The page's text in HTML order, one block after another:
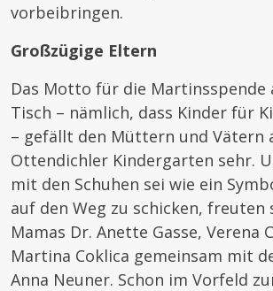
vorbeibringen.
Großzügige Eltern
Das Motto für die Martinsspende
Tisch – nämlich, dass Kinder für
– gefällt den Müttern und Vätern
Ottendichler Kindergarten sehr.
mit den Schuhen sei wie ein
auf den Weg zu schicken, freuten
Mamas Dr. Anette Gasse, Verena
Martina Coklica gemeinsam mit
Anna Neuner. Schon im Vorfeld